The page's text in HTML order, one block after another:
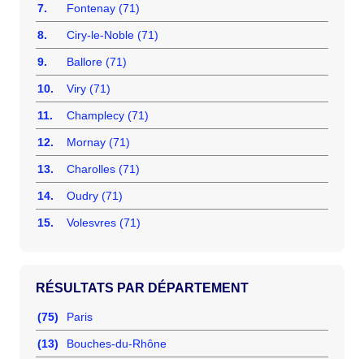
7. Fontenay (71)
8. Ciry-le-Noble (71)
9. Ballore (71)
10. Viry (71)
11. Champlecy (71)
12. Mornay (71)
13. Charolles (71)
14. Oudry (71)
15. Volesvres (71)
RÉSULTATS PAR DÉPARTEMENT
(75) Paris
(13) Bouches-du-Rhône